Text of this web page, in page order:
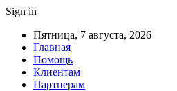
Sign in
Пятница, 7 августа, 2026
Главная
Помощь
Клиентам
Партнерам